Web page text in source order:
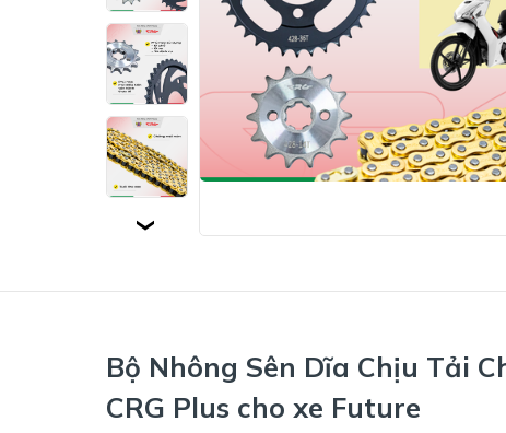
Bộ Nhông Sên Dĩa Chịu Tải
CRG Plus cho xe Future